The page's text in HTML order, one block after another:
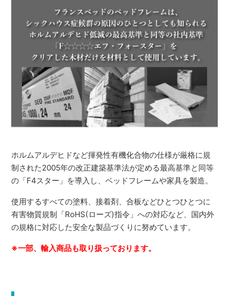
ホルムアルデヒドなど揮発性有機化合物の仕様が厳格に規
制された2005年の改正建築基準法が定める最高基準と同等
の「F4スター」を導入し、ベッドフレームや家具を製造。
使用するすべての塗料、接着剤、合板などひとつひとつに
有害物質規制「RoHS(ローズ)指令」への対応など、国内外
の規格に対応した安全な製品づくりに努めています。
※一部、輸入商品も取り扱っております。